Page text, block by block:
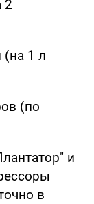
2
(на 1 л
(по
и
в